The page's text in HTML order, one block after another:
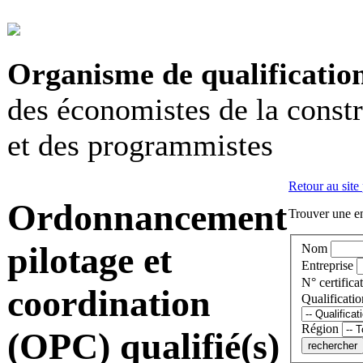
Organisme de
des économistes de la
et des programmistes
Ordonnancement
pilotage et
coordination
(OPC) qualifié(s)
Retour au
Trouver une
Nom
Entreprise
N° certificat
Région